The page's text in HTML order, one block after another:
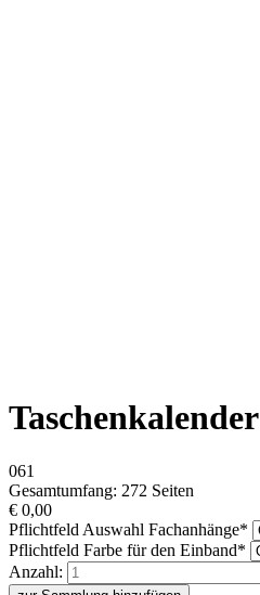
Taschenkalender
061
Gesamtumfang: 272 Seiten
€ 0,00
Pflichtfeld Auswahl Fachanhänge*
Pflichtfeld Farbe für den Einband*
Anzahl: